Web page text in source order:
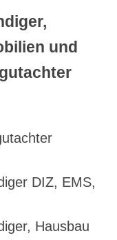
und
DIZ, EMS,
Hausbau